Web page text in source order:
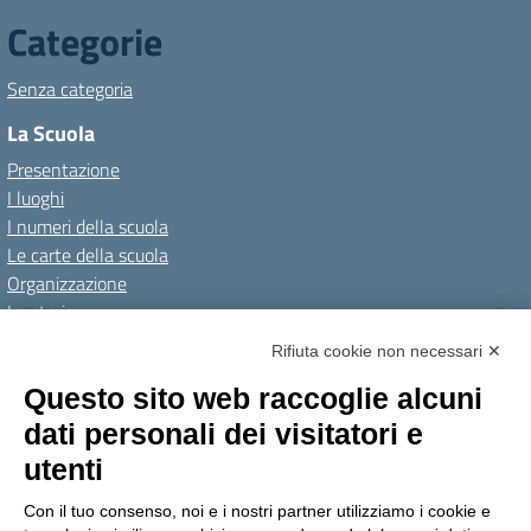
Categorie
Senza categoria
La Scuola
Presentazione
I luoghi
I numeri della scuola
Le carte della scuola
Organizzazione
La storia
Personale scolastico
Famiglie e studenti
Percorsi di studio
Rifiuta cookie non necessari ✕
Questo sito web raccoglie alcuni
dati personali dei visitatori e
utenti
Con il tuo consenso, noi e i nostri partner utilizziamo i cookie e